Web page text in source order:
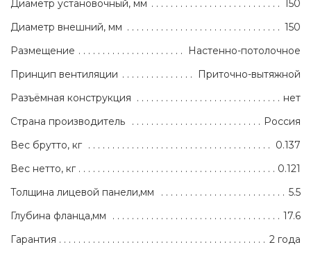
Диаметр установочный, мм
150
Диаметр внешний, мм
150
Размещение
Настенно-потолочное
Принцип вентиляции
Приточно-вытяжной
Разъёмная конструкция
нет
Страна производитель
Россия
Вес брутто, кг
0.137
Вес нетто, кг
0.121
Толщина лицевой панели,мм
5.5
Глубина фланца,мм
17.6
Гарантия
2 года